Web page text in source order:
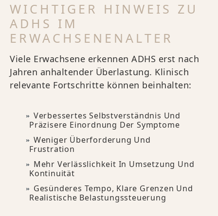
WICHTIGER HINWEIS ZU
ADHS IM
ERWACHSENENALTER
Viele Erwachsene erkennen ADHS erst nach
Jahren anhaltender Überlastung. Klinisch
relevante Fortschritte können beinhalten:
Verbessertes Selbstverständnis Und
Präzisere Einordnung Der Symptome
Weniger Überforderung Und
Frustration
Mehr Verlässlichkeit In Umsetzung Und
Kontinuität
Gesünderes Tempo, Klare Grenzen Und
Realistische Belastungssteuerung